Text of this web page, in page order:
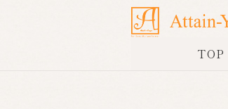
TOP